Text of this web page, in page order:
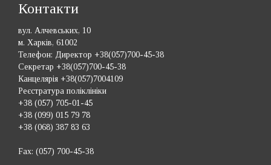
Контакти
вул. Алчевських, 10
м. Харків, 61002
Телефон: Директор +38(057)700-45-38
Секретар +38(057)700-45-38
Канцелярія +38(057)7004109
Реєстратура поліклініки
+38 (057) 705-01-45
+38 (099) 015 79 78
+38 (068) 387 83 63
Fax: (057) 700-45-38